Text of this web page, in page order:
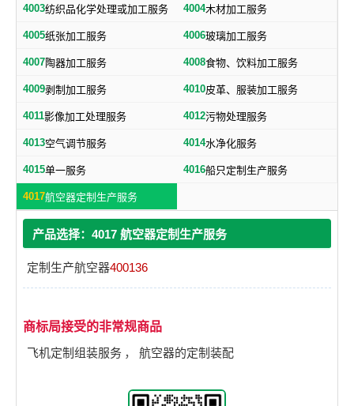
4003纺织品化学处理或加工服务 4004木材加工服务
4005纸张加工服务 4006玻璃加工服务
4007陶器加工服务 4008食物、饮料加工服务
4009剥制加工服务 4010皮革、服装加工服务
4011影像加工处理服务 4012污物处理服务
4013空气调节服务 4014水净化服务
4015单一服务 4016船只定制生产服务
4017航空器定制生产服务
产品选择：4017 航空器定制生产服务
定制生产航空器400136
商标局接受的非常规商品
飞机定制组装服务 ， 航空器的定制装配